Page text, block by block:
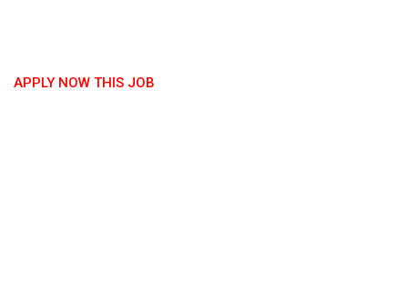
APPLY NOW THIS JOB